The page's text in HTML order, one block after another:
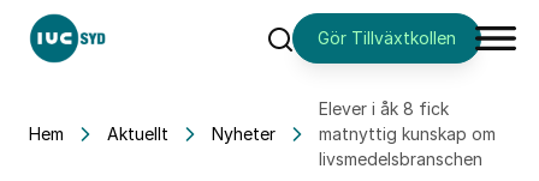
SökGör Tillväxtkollen
Hem Aktuellt Nyheter
Elever i åk 8 fick
matnyttig kunskap om
livsmedelsbranschen